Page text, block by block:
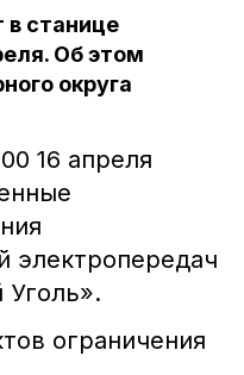
в станице
Об этом
округа
16 апреля
электропередач
Уголь».
ограничения